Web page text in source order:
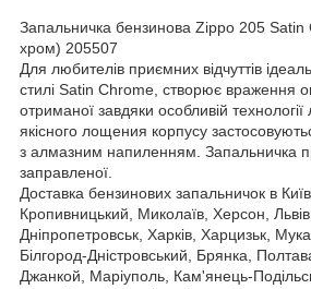
Запальничка бензинова Zippo 205
хром) 205507
Для любителів приємних відчуттів
стилі Satin Chrome, створює враження
отриманої завдяки особливій
якісного лощения корпусу
з алмазним напиленням. Запальничка
заправленої.
Доставка бензинових запальничок в
Кропивницький, Миколаїв, Херсон,
Дніпропетровськ, Харків, Харцизьк,
Білгород-Дністровський, Брянка,
Джанкой, Маріуполь, Кам'янець-